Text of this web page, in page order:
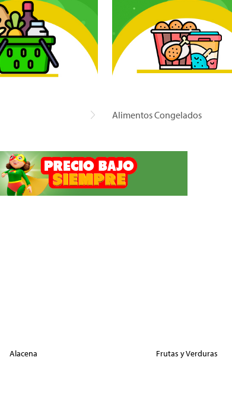
Alimentos Congelados
Alacena Frutas y Verduras